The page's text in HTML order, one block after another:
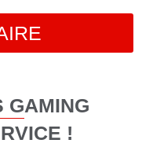
GAMING
!